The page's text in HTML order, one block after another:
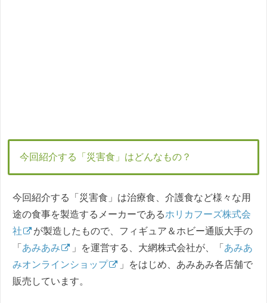
今回紹介する「災害食」はどんなもの？
今回紹介する「災害食」は治療食、介護食など様々な用
途の食事を製造するメーカーであるホリカフーズ株式会
社
が製造したもので、フィギュア＆ホビー通販大手の
「 あみあみ 」を運営する、大網株式会社が、「 あみあ
みオンラインショップ
」をはじめ、あみあみ各店舗で
販売しています。